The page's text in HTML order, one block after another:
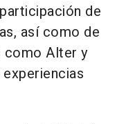
de
así como de
como Alter y